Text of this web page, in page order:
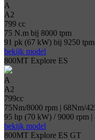
A
A2
799 cc
75 N.m bij 8000 tpm
91 pk (67 kW) bij 9250 tpm
bekijk model
800MT Explore ES
A
A2
799cc
75Nm/8000 rpm | 68Nm/
95 hp (70 kW) / 9000 rpm
bekijk model
800MT Explore ES GT